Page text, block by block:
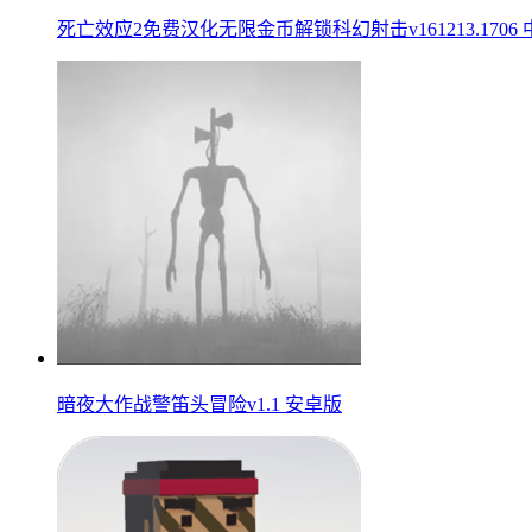
死亡效应2免费汉化无限金币解锁科幻射击v161213.1706
暗夜大作战警笛头冒险v1.1 安卓版